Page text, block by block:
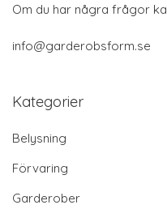
Om du har några frågor
info@garderobsform.se
Kategorier
Belysning
Förvaring
Garderober